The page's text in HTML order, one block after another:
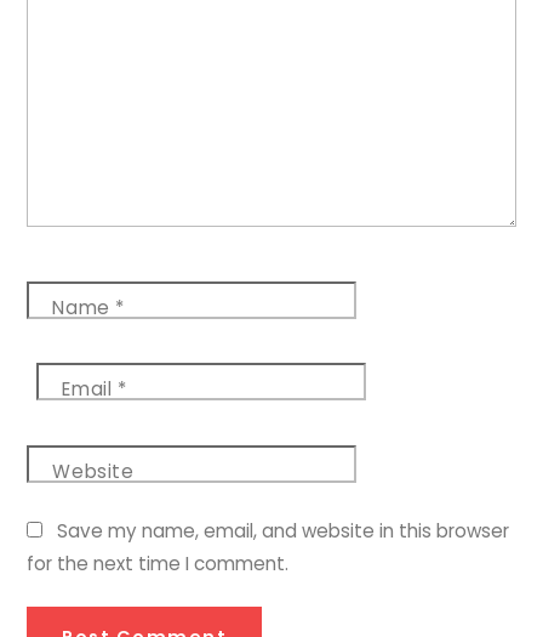
Name *
Email *
Website
Save my name, email, and website in this browser
for the next time I comment.